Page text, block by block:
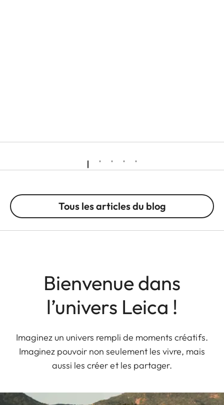
Tous les articles du blog
Bienvenue dans
l’univers Leica !
Imaginez un univers rempli de moments créatifs.
Imaginez pouvoir non seulement les vivre, mais
aussi les créer et les partager.